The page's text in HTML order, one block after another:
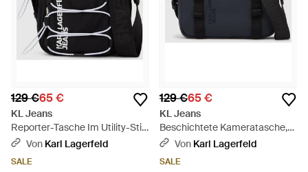
129 €65 €
KL Jeans
Reporter-Tasche Im Utility-Stil
Mit Kordelzug, Herren, Größe -
Von Karl Lagerfeld
SALE
129 €65 €
KL Jeans
Beschichtete Kameratasche,
Herren, Größe - Schwarz
Von Karl Lagerfeld
SALE